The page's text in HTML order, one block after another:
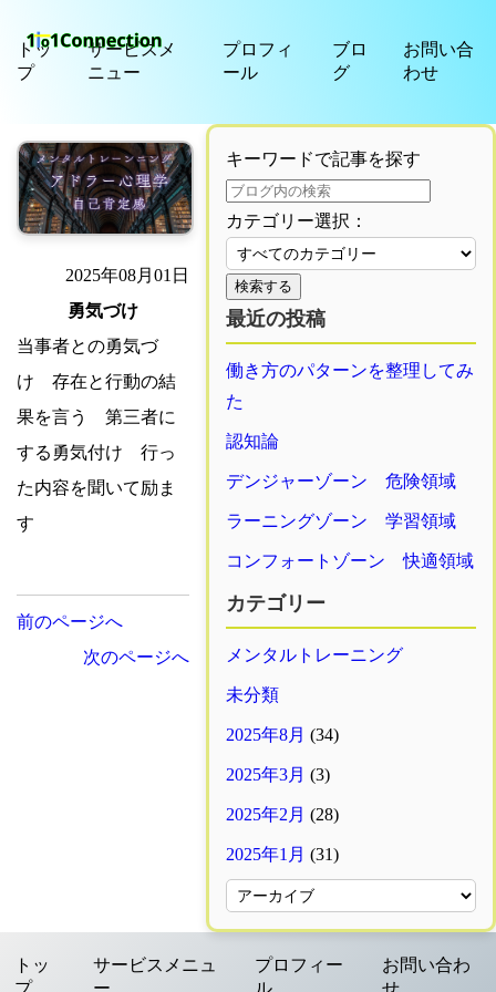
トッ
プ
サービスメ
ニュー
プロフィ
ール
ブロ
グ
お問い合
わせ
2025年08月01日
勇気づけ
当事者との勇気づ
け 存在と行動の結
果を言う 第三者に
する勇気付け 行っ
た内容を聞いて励ま
す
投
前のページへ
次のページへ
キーワードで記事を探す
カテゴリー選択：
検索する
最近の投稿
働き方のパターンを整理してみ
た
認知論
デンジャーゾーン 危険領域
ラーニングゾーン 学習領域
コンフォートゾーン 快適領域
カテゴリー
メンタルトレーニング
未分類
2025年8月 (34)
2025年3月 (3)
2025年2月 (28)
2025年1月 (31)
トッ
プ
サービスメニュ
ー
プロフィー
ル
お問い合わ
せ